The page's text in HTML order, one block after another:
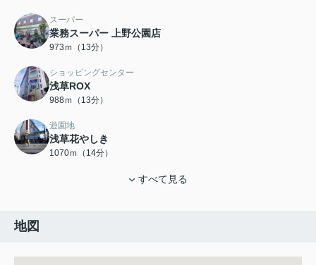
スーパー
業務スーパー 上野公園店
973ｍ（13分）
ショッピングセンター
浅草ROX
988ｍ（13分）
遊園地
浅草花やしき
1070ｍ（14分）
すべて見る
地図